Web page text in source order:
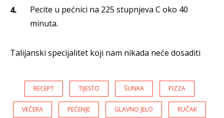
Pecite u pećnici na 225 stupnjeva C oko 40
minuta.
Talijanski specijalitet koji nam nikada neće dosaditi
RECEPT TIJESTO ŠUNKA PIZZA
VEČERA PEČENJE GLAVNO JELO RUČAK